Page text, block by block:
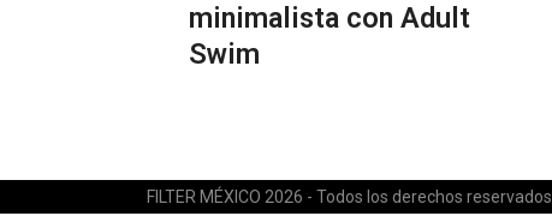
minimalista con Adult
Swim
FILTER MÉXICO 2026 - Todos los derechos reservados